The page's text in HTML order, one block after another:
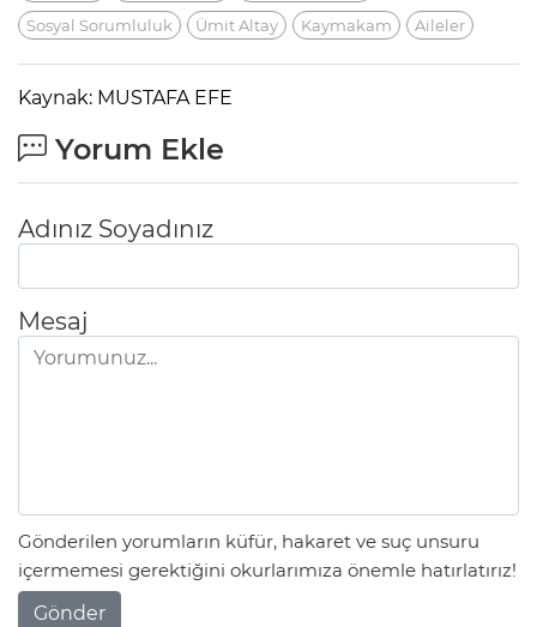
Sosyal Sorumluluk
Ümit Altay Kaymakam Aileler
Kaynak: MUSTAFA EFE
Yorum Ekle
Adınız Soyadınız
Mesaj
Gönderilen yorumların küfür, hakaret ve suç unsuru
içermemesi gerektiğini okurlarımıza önemle hatırlatırız!
Gönder